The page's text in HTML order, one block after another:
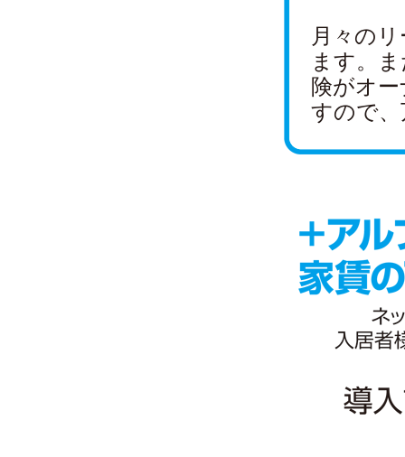
月々の
ます。
険がオ
すので